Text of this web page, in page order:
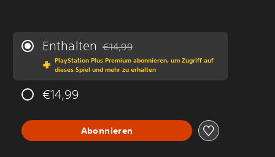
Enthalten Preisnachlass gegenüber dem
€14,99
PlayStation Plus Premium abonnieren, um Zugriff auf
dieses Spiel und mehr zu erhalten
€14,99
Abonnieren